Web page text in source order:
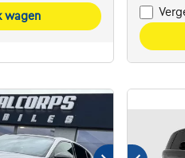
wagen